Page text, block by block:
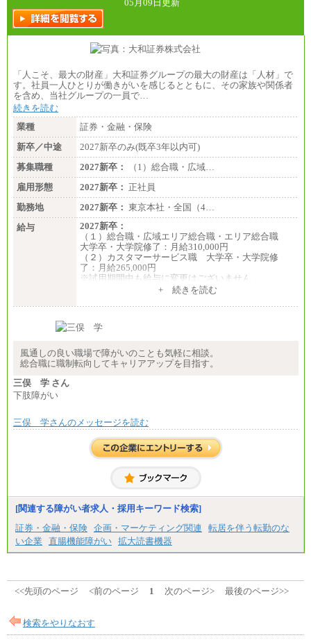
05月09日更新
「人こそ、最大の財産」大和証券グループの最大の財産は「人材」で
す。社員一人ひとりが働きがいを感じるとともに、その家族や関係者
を含め、当社グループの一員で…
続きを読む
業種
証券・金融・保険
新卒／中途
2027新卒のみ(既卒3年以内可)
募集職種
2027新卒：
（1）総合職・広域…
雇用形態
2027新卒： 正社員
勤務地
2027新卒： 東京本社・全国（4…
給与
2027新卒：
（１）総合職・広域エリア総合職・エリア総合職
大学卒・大学院修了：月給310,000円
（２）カスタマーサービス職 大学卒・大学院修
了：月給265,000円
※試用期間中も給与に変更はございません
+ 続きを読む
風通しの良い職場で障がいのことも気軽に相談。
総合職に職制転向してキャリアアップを目指す。
三俣 学 さん
下肢障がい
三俣 学さんのメッセージを読む
[関連する障がい者求人・採用キーワード検索]
証券・金融・保険 企画・マーケティング関連
転居を伴う転勤のな
い企業
直腸機能障がい 拡大読書機器
<<先頭のページ <前のページ 1 次のページ> 最後のページ>>
検索をやりなおす